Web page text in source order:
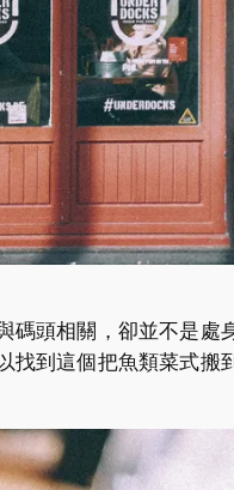
頭相關，卻並不是處
找到這個把魚類菜式搬